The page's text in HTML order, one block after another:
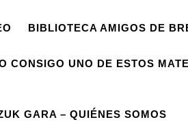
BIBLIOTECA AMIGOS DE
CONSIGO UNO DE ESTOS
GARA – QUIÉNES SOMOS